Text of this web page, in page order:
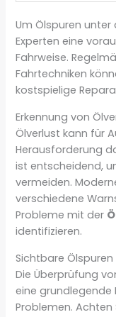
Um Ölspuren
Experten eine
Fahrweise.
Fahrtechniken
kostspielige
Erkennung von
Ölverlust kann für
Herausforderung
ist entscheidend,
vermeiden.
verschiedene
Probleme mit der
identifizieren.
Sichtbare Ölspuren
Die Überprüfung
eine grundlegende
Problemen. Achten